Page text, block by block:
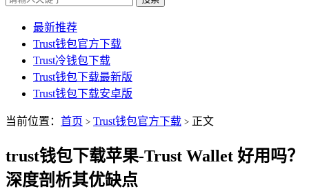
最新推荐
Trust钱包官方下载
Trust冷钱包下载
Trust钱包下载最新版
Trust钱包下载安卓版
当前位置： 首页 > Trust钱包官方下载 > 正文
trust钱包下载苹果-Trust Wallet 好用吗？
深度剖析其优缺点